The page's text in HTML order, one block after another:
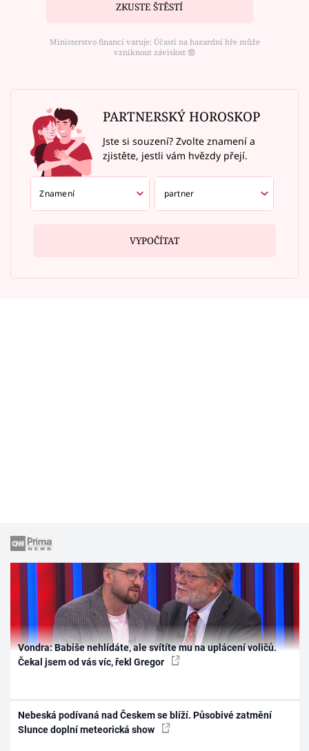
ZKUSTE ŠTĚSTÍ
Ministerstvo financí varuje: Účastí na hazardní hře může
vzniknout závislost ⑱
PARTNERSKÝ HOROSKOP
Jste si souzení? Zvolte znamení a
zjistěte, jestli vám hvězdy přejí.
VYPOČÍTAT
Vondra: Babiše nehlídáte, ale svítíte mu na uplácení voličů.
Čekal jsem od vás víc, řekl Gregor
Nebeská podívaná nad Českem se blíží. Působivé zatmění
Slunce doplní meteorická show